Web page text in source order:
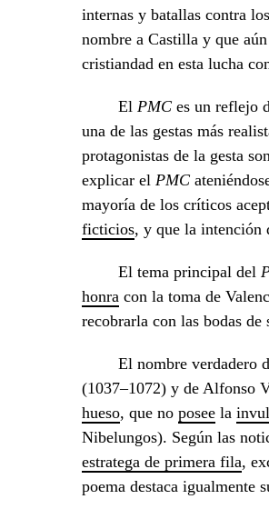
internas y batallas contra
nombre a Castilla y que
cristiandad en esta lucha
El PMC es un reflejo
una de las gestas más
protagonistas de la gesta
explicar el PMC
mayoría de los críticos
ficticios, y que la intención
El tema principal del
honra con la toma de
recobrarla con las bodas
El nombre verdadero
(1037–1072) y de Alfonso
hueso, que no posee la
Nibelungos). Según las
estratega de primera fila,
poema destaca igualmente